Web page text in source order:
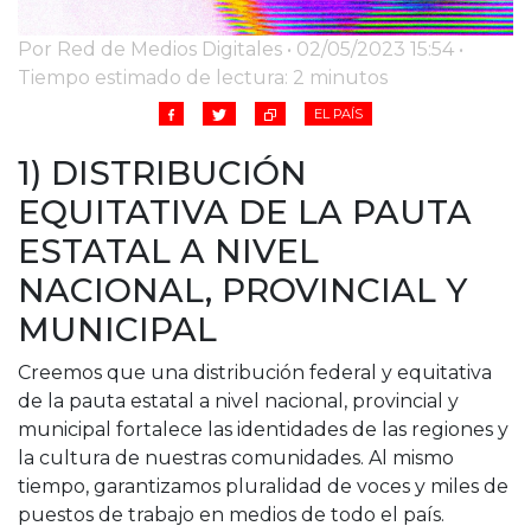
Por Red de Medios Digitales • 02/05/2023 15:54 •
Tiempo estimado de lectura: 2 minutos
EL PAÍS
1) DISTRIBUCIÓN
EQUITATIVA DE LA PAUTA
ESTATAL A NIVEL
NACIONAL, PROVINCIAL Y
MUNICIPAL
Creemos que una distribución federal y equitativa
de la pauta estatal a nivel nacional, provincial y
municipal fortalece las identidades de las regiones y
la cultura de nuestras comunidades. Al mismo
tiempo, garantizamos pluralidad de voces y miles de
puestos de trabajo en medios de todo el país.